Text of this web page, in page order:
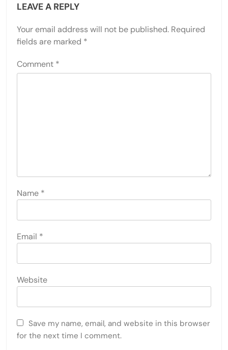
LEAVE A REPLY
Your email address will not be published. Required
fields are marked *
Comment *
Name *
Email *
Website
Save my name, email, and website in this browser
for the next time I comment.